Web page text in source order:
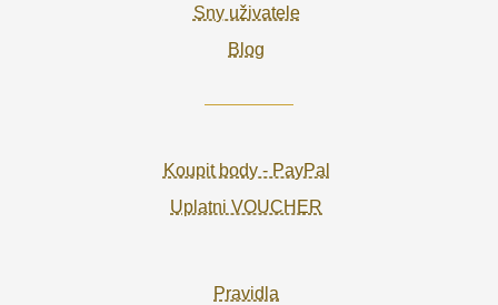
Sny uživatele
Blog
Koupit body - PayPal
Uplatni VOUCHER
Pravidla